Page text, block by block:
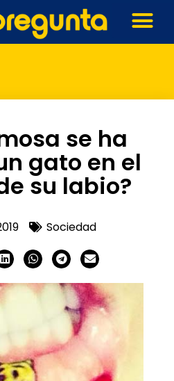
se ha
gato en el
su labio?
Sociedad